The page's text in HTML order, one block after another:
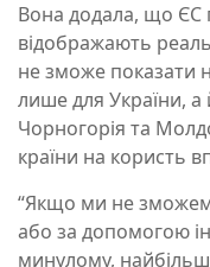
Вона додала, що ЄС
відображають
не зможе показати
лише для України, а
Чорногорія та
країни на користь
“Якщо ми не
або за допомогою
минулому,